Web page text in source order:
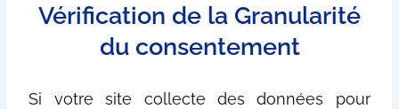
Vérification de la Granularité
du consentement
Si votre site collecte des données pour